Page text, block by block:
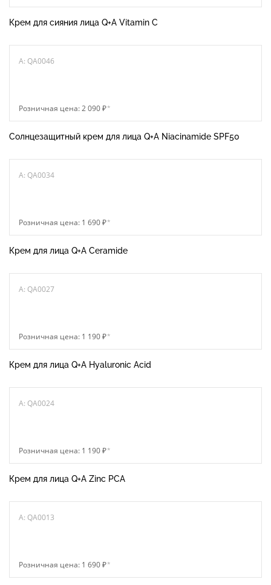
Крем для сияния лица Q+A Vitamin C
A: QA0046
Розничная цена: 2 090 ₽*
Солнцезащитный крем для лица Q+A Niacinamide SPF50
A: QA0034
Розничная цена: 1 690 ₽*
Крем для лица Q+A Ceramide
A: QA0027
Розничная цена: 1 190 ₽*
Крем для лица Q+A Hyaluronic Acid
A: QA0024
Розничная цена: 1 190 ₽*
Крем для лица Q+A Zinc PCA
A: QA0013
Розничная цена: 1 690 ₽*